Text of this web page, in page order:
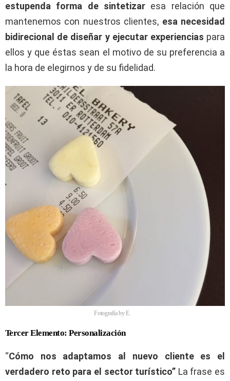
estupenda forma de sintetizar esa relación que
mantenemos con nuestros clientes, esa necesidad
bidirecional de diseñar y ejecutar experiencias para
ellos y que éstas sean el motivo de su preferencia a
la hora de elegirnos y de su fidelidad.
Fotografía by E.
Tercer Elemento: Personalización
“Cómo nos adaptamos al nuevo cliente es el
verdadero reto para el sector turístico” La frase es